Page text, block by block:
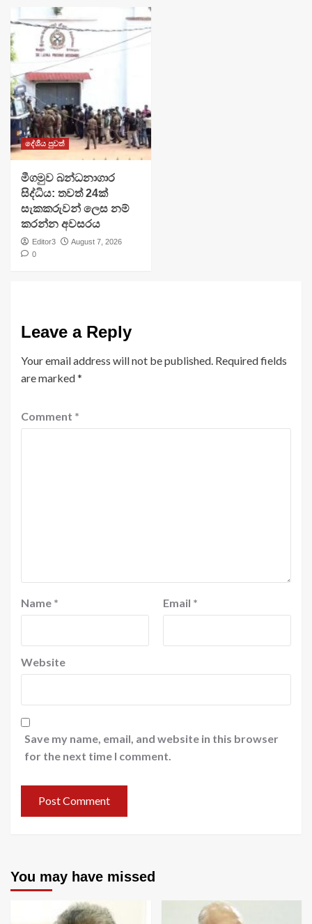
දේශීය පුවත්
මීගමුව බන්ධනාගාර
සිද්ධිය: තවත් 24ක්
සැකකරුවන් ලෙස නම්
කරන්න අවසරය
Editor3
August 7, 2026
0
Leave a Reply
Your email address will not be published. Required fields
are marked*
Comment *
Name * Email *
Website
Save my name, email, and website in this browser
for the next time I comment.
You may have missed